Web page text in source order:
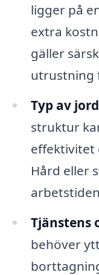
ligger på
extra
gäller
utrustning
Typ av
struktur
effektivitet
Hård eller
Tjänstens
behöver